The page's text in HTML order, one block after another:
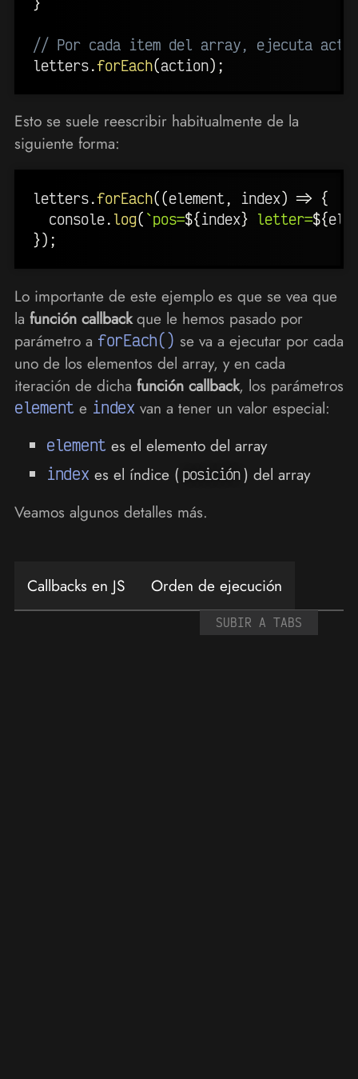
// Por cada item del array, ejecuta
letters.forEach(action) ;
Esto se suele reescribir habitualmente de la
siguiente forma:
letters.forEach((element, index) => {
  console
. log( `pos=${index} letter=${
}) ;
Lo importante de este ejemplo es que se vea que
la función callbackque le hemos pasado por
parámetro a forEach() se va a ejecutar por cada
uno de los elementos del array, y en cada
iteración de dicha función callback, los parámetros
element e index van a tener un valor especial:
element es el elemento del array
index es el índice ( posición ) del array
Veamos algunos detalles más.
Callbacks en JS Orden de ejecución
SUBIR A TABS